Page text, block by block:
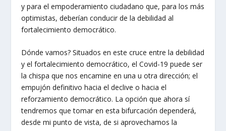
y para el empoderamiento ciudadano que, para los más
optimistas, deberían conducir de la debilidad al
fortalecimiento democrático.
Dónde vamos? Situados en este cruce entre la debilidad
y el fortalecimiento democrático, el Covid-19 puede ser
la chispa que nos encamine en una u otra dirección; el
empujón definitivo hacia el declive o hacia el
reforzamiento democrático. La opción que ahora sí
tendremos que tomar en esta bifurcación dependerá,
desde mi punto de vista, de si aprovechamos la